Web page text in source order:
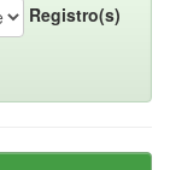
Registro(s)